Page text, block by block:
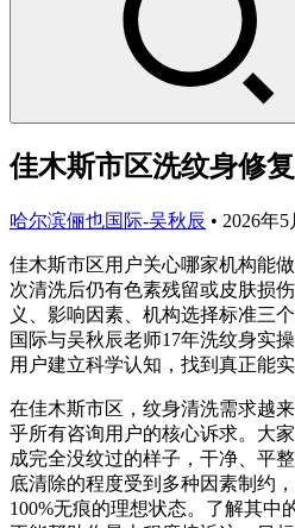
佳木斯市区洗纹身修
哈尔滨俪也国际-吴秋辰 • 2026年5
佳木斯市区用户关心哪家机构能
次清洗后仍有色素残留或皮肤损
义、影响因素、机构选择标准三
国际与吴秋辰老师17年洗纹身实
用户建立科学认知，找到真正能
在佳木斯市区，纹身清洗需求越
乎所有咨询用户的核心诉求。大
成完全没纹过的样子，干净、平
底清除的程度受到多种因素制约
100%无痕的理想状态。了解其中